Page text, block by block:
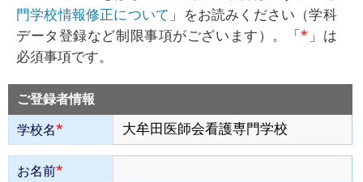
門学校情報修正について 」をお読みください（学科
データ登録など制限事項がございます）。「* 」は
必須事項です。
ご登録者情報
学校名*
お名前*